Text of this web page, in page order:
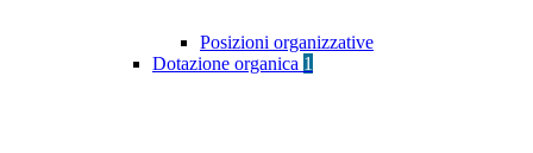
Posizioni organizzative
Dotazione organica 1